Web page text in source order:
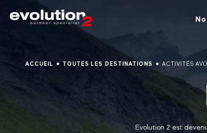
ACCUEIL TOUTES LES DESTINATIONS ACTIVITÉS
Evolution 2 est